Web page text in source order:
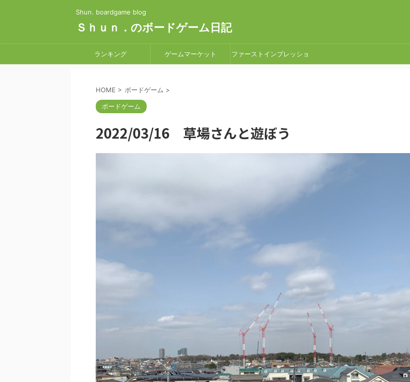
Shun. boardgame blog
Ｓｈｕｎ．のボードゲーム日記
ランキング ゲームマーケット ファーストインプレッショ
HOME > ボードゲーム >
ボードゲーム
2022/03/16 草場さんと遊ぼう